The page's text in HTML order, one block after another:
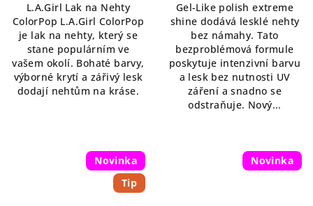
z
5
hvězdiček.
L.A.Girl Lak na Nehty
ColorPop L.A.Girl ColorPop
je lak na nehty, který se
stane populárním ve
vašem okolí. Bohaté barvy,
výborné krytí a zářivý lesk
dodají nehtům na kráse.
z
5
hvězdiček.
Gel-Like polish extreme
shine dodává lesklé nehty
bez námahy. Tato
bezproblémová formule
poskytuje intenzivní barvu
a lesk bez nutnosti UV
záření a snadno se
odstraňuje. Nový...
Novinka
Tip
Novinka